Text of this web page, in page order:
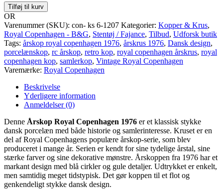
Års
kop
Royal
Copenhagen
1976
antal
Tilføj til kurv
OR
Varenummer (SKU): con- ks 6-1207 Kategorier: Kopper & Krus,
Royal Copenhagen - B&G, Stentøj / Fajance, Tilbud, Udforsk butik
Tags: årskop royal copenhagen 1976, årskrus 1976, Dansk design,
porcelænskop, rc årskop, retro kop, royal copenhagen årskrus, royal
copenhagen kop, samlerkop, Vintage Royal Copenhagen
Varemærke: Royal Copenhagen
Beskrivelse
Yderligere information
Anmeldelser (0)
Denne Årskop Royal Copenhagen 1976 er et klassisk stykke
dansk porcelæn med både historie og samlerinteresse. Kruset er en
del af Royal Copenhagens populære årskop‑serie, som blev
produceret i mange år. Serien er kendt for sine tydelige årstal, sine
stærke farver og sine dekorative mønstre. Årskoppen fra 1976 har et
markant design med blå cirkler og gule detaljer. Udtrykket er enkelt,
men samtidig meget tidstypisk. Det gør koppen til et flot og
genkendeligt stykke dansk design.